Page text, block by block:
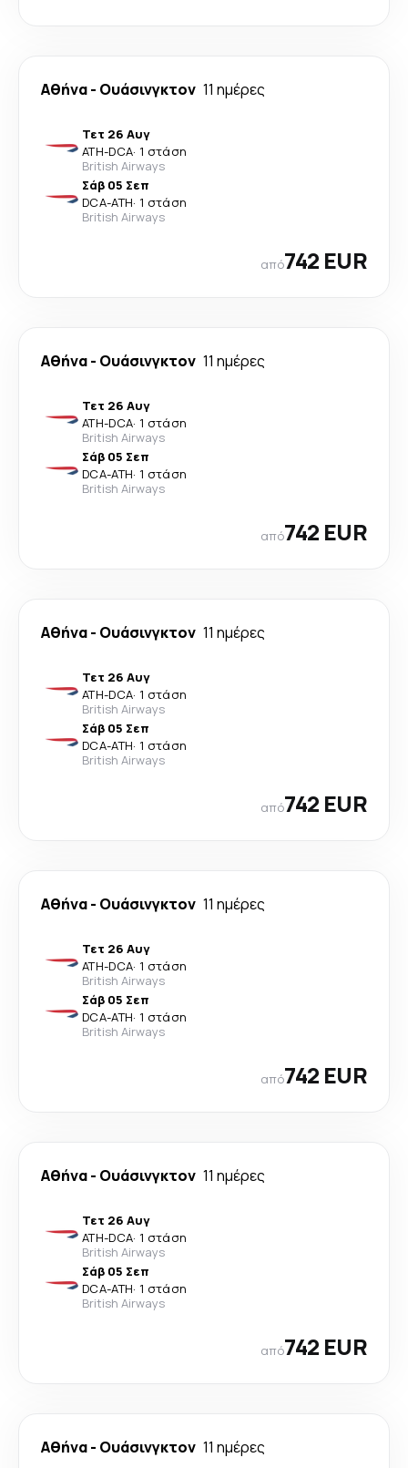
Αθήνα- Ουάσινγκτον 11 ημέρες
Τετ 26 Αυγ
ATH-DCA· 1 στάση
British Airways
Σάβ 05 Σεπ
DCA-ATH· 1 στάση
British Airways
από742 EUR
Αθήνα- Ουάσινγκτον 11 ημέρες
Τετ 26 Αυγ
ATH-DCA· 1 στάση
British Airways
Σάβ 05 Σεπ
DCA-ATH· 1 στάση
British Airways
από742 EUR
Αθήνα- Ουάσινγκτον 11 ημέρες
Τετ 26 Αυγ
ATH-DCA· 1 στάση
British Airways
Σάβ 05 Σεπ
DCA-ATH· 1 στάση
British Airways
από742 EUR
Αθήνα- Ουάσινγκτον 11 ημέρες
Τετ 26 Αυγ
ATH-DCA· 1 στάση
British Airways
Σάβ 05 Σεπ
DCA-ATH· 1 στάση
British Airways
από742 EUR
Αθήνα- Ουάσινγκτον 11 ημέρες
Τετ 26 Αυγ
ATH-DCA· 1 στάση
British Airways
Σάβ 05 Σεπ
DCA-ATH· 1 στάση
British Airways
από742 EUR
Αθήνα- Ουάσινγκτον 11 ημέρες